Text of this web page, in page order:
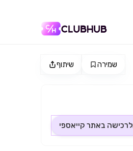
שיתוף שמירה
לרכישה באתר קייאספי